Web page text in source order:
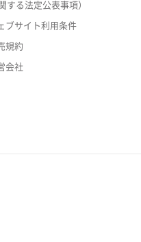
する法定公表事項）
ブサイト利用条件
規約
会社